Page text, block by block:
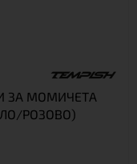
ЗА МОМИЧЕТА
РОЗОВО)